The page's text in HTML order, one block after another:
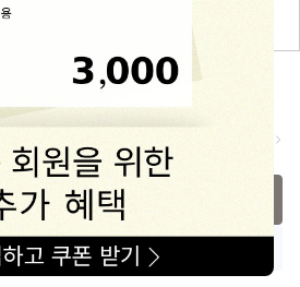
스/1668-1570